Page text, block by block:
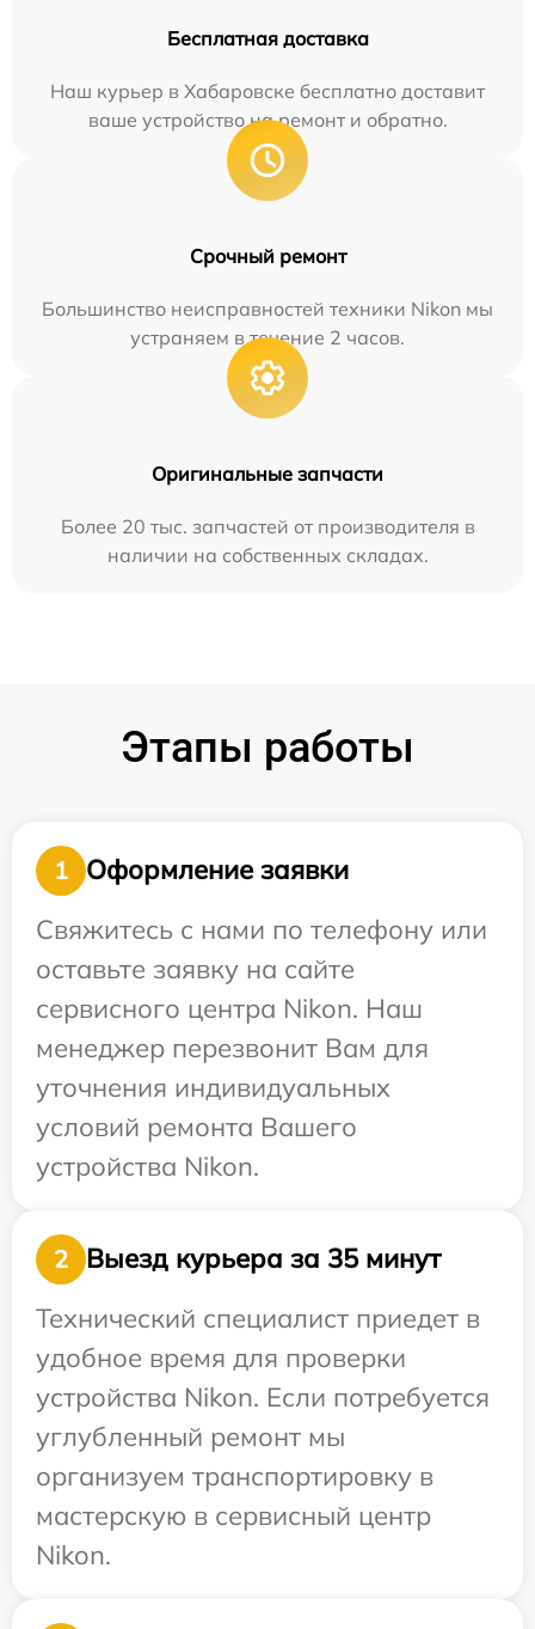
Бесплатная доставка
Наш курьер в Хабаровске бесплатно доставит
ваше устройство на ремонт и обратно.
Срочный ремонт
Большинство неисправностей техники Nikon мы
устраняем в течение 2 часов.
Оригинальные запчасти
Более 20 тыс. запчастей от производителя в
наличии на собственных складах.
Этапы работы
1
Оформление заявки
Свяжитесь с нами по телефону или
оставьте заявку на сайте
сервисного центра Nikon. Наш
менеджер перезвонит Вам для
уточнения индивидуальных
условий ремонта Вашего
устройства Nikon.
2
Выезд курьера за 35 минут
Технический специалист приедет в
удобное время для проверки
устройства Nikon. Если потребуется
углубленный ремонт мы
организуем транспортировку в
мастерскую в сервисный центр
Nikon.